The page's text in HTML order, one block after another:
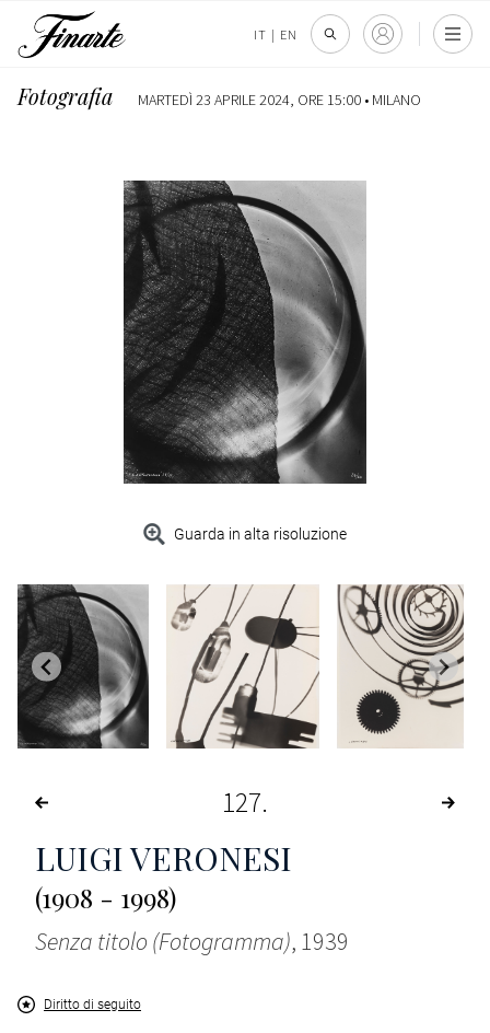
IT | EN
Fotografia MARTEDÌ 23 APRILE 2024, ORE 15:00 • MILANO
Guarda in alta risoluzione
127
LUIGI VERONESI
(1908 - 1998)
Senza titolo (Fotogramma), 1939
Diritto di seguito